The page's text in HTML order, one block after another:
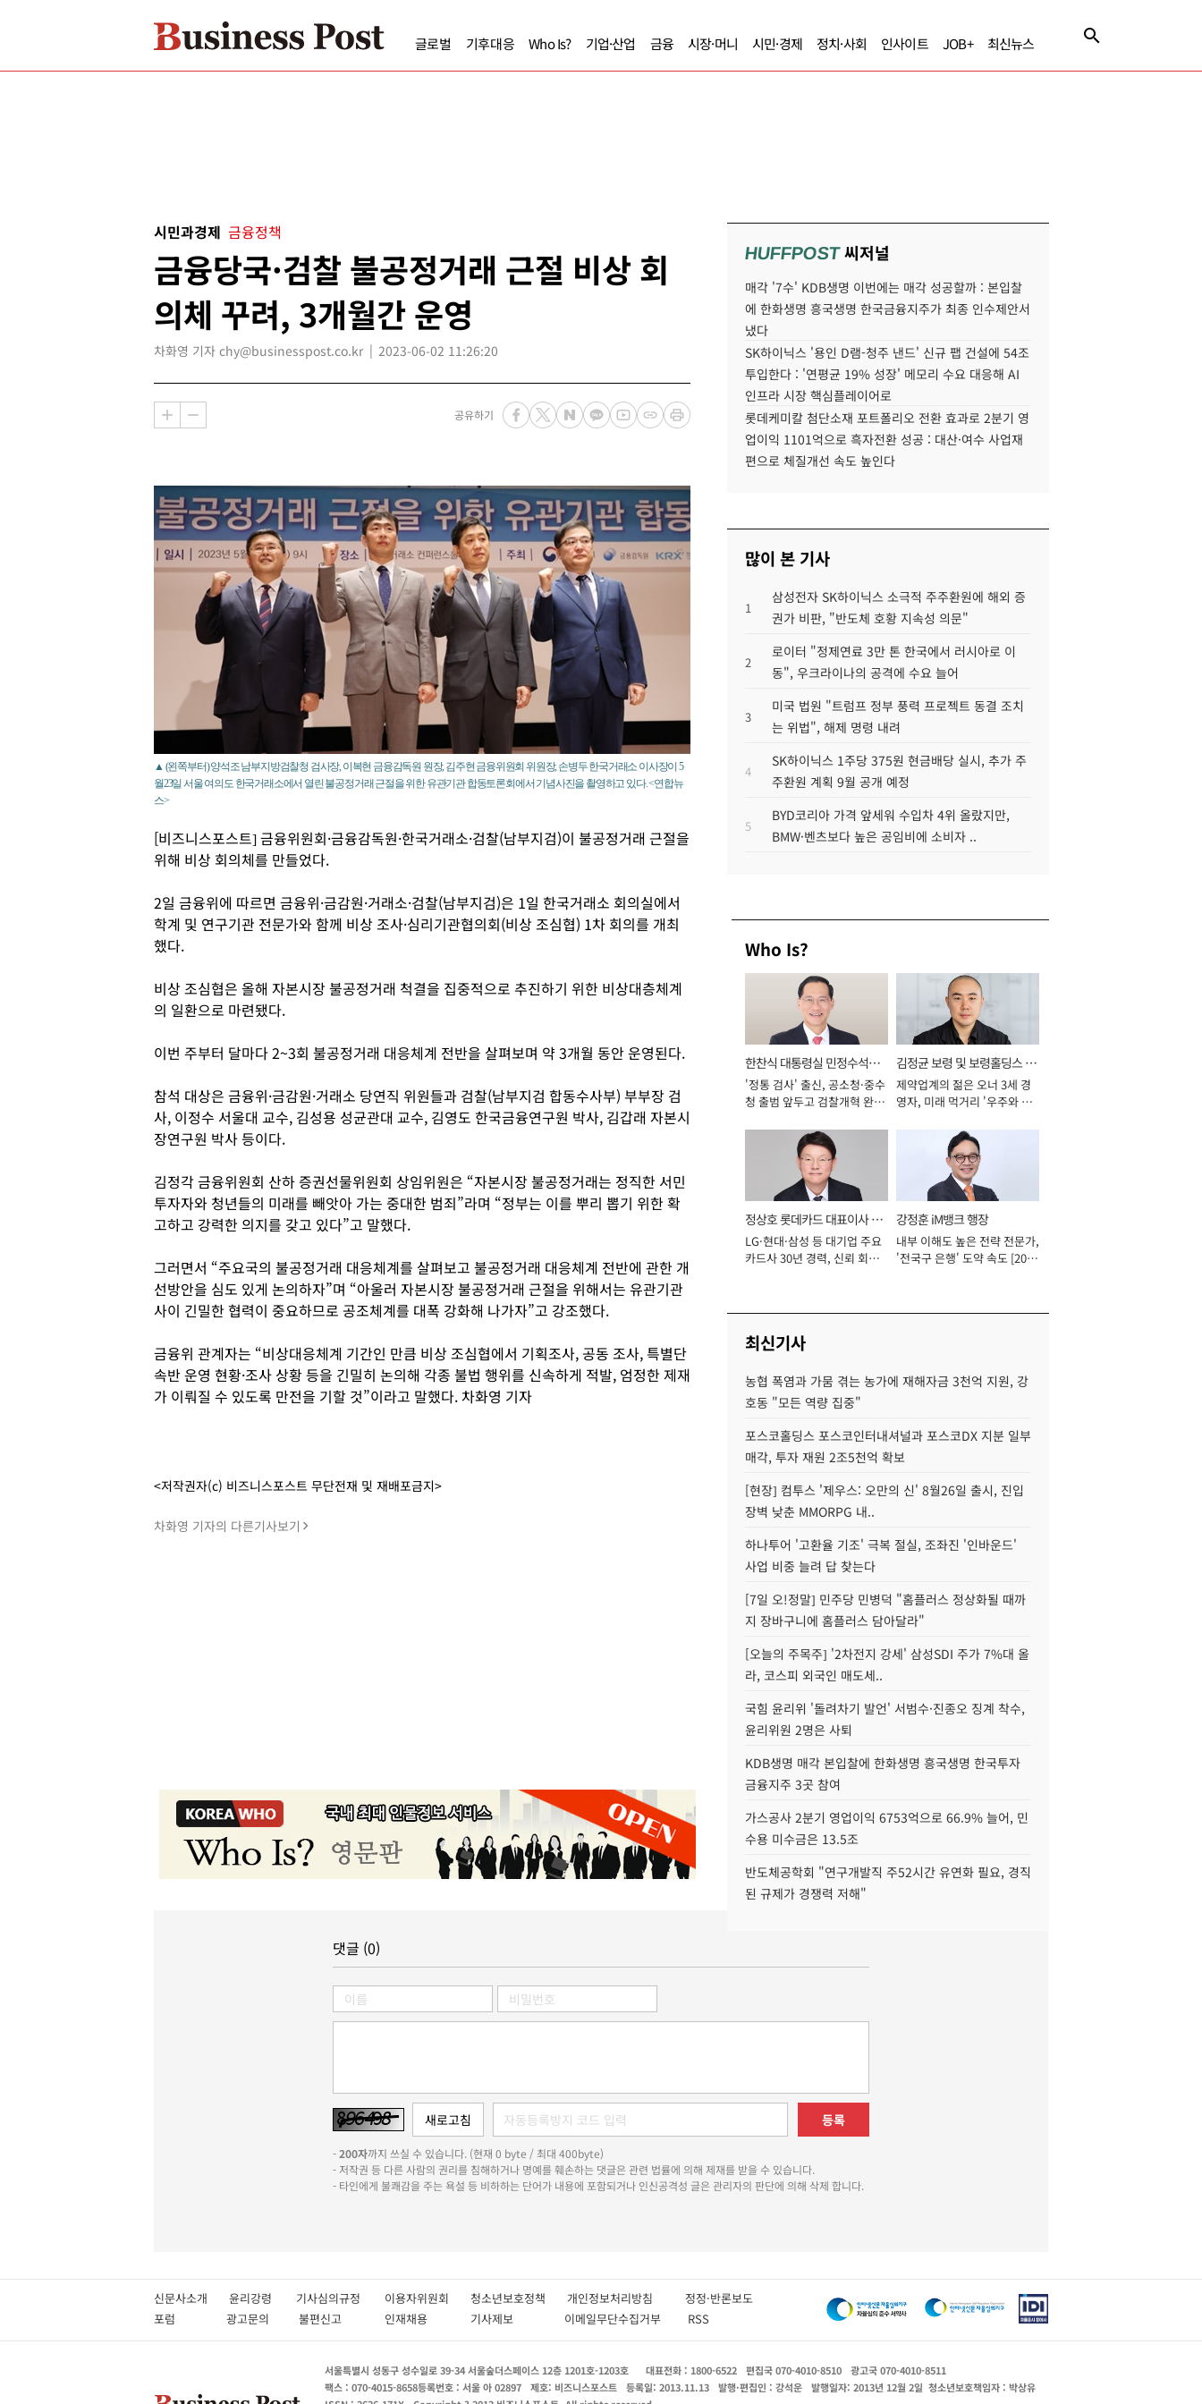
글로벌 기후대응 Who Is? 기업·산업 금융 시장·머니 시민·경제 정치·사회 인사이트 JOB+ 최신뉴스
시민과경제 금융정책
금융당국·검찰 불공정거래 근절 비상 회
의체 꾸려, 3개월간 운영
차화영 기자 chy@businesspost.co.kr 2023-06-02 11:26:20
공유하기
▲ (왼쪽부터) 양석조 남부지방검찰청 검사장, 이복현 금융감독원 원장, 김주현 금융위원회 위원장, 손병두 한국거래소 이사장이 5
월23일 서울 여의도 한국거래소에서 열린 불공정거래 근절을 위한 유관기관 합동토론회에서 기념사진을 촬영하고 있다. <연합뉴
스>
[비즈니스포스트] 금융위원회·금융감독원·한국거래소·검찰(남부지검)이 불공정거래 근절을
위해 비상 회의체를 만들었다.
2일 금융위에 따르면 금융위·금감원·거래소·검찰(남부지검)은 1일 한국거래소 회의실에서
학계 및 연구기관 전문가와 함께 비상 조사·심리기관협의회(비상 조심협) 1차 회의를 개최
했다.
비상 조심협은 올해 자본시장 불공정거래 척결을 집중적으로 추진하기 위한 비상대층체계
의 일환으로 마련됐다.
이번 주부터 달마다 2~3회 불공정거래 대응체계 전반을 살펴보며 약 3개월 동안 운영된다.
참석 대상은 금융위·금감원·거래소 당연직 위원들과 검찰(남부지검 합동수사부) 부부장 검
사, 이정수 서울대 교수, 김성용 성균관대 교수, 김영도 한국금융연구원 박사, 김갑래 자본시
장연구원 박사 등이다.
김정각 금융위원회 산하 증권선물위원회 상임위원은 “자본시장 불공정거래는 정직한 서민
투자자와 청년들의 미래를 빼앗아 가는 중대한 범죄”라며 “정부는 이를 뿌리 뽑기 위한 확
고하고 강력한 의지를 갖고 있다”고 말했다.
그러면서 “주요국의 불공정거래 대응체계를 살펴보고 불공정거래 대응체계 전반에 관한 개
선방안을 심도 있게 논의하자”며 “아울러 자본시장 불공정거래 근절을 위해서는 유관기관
사이 긴밀한 협력이 중요하므로 공조체계를 대폭 강화해 나가자”고 강조했다.
금융위 관계자는 “비상대응체계 기간인 만큼 비상 조심협에서 기획조사, 공동 조사, 특별단
속반 운영 현황·조사 상황 등을 긴밀히 논의해 각종 불법 행위를 신속하게 적발, 엄정한 제재
가 이뤄질 수 있도록 만전을 기할 것”이라고 말했다. 차화영 기자
<저작권자(c) 비즈니스포스트 무단전재 및 재배포금지>
차화영 기자의 다른기사보기
HUFFPOST씨저널
매각 '7수' KDB생명 이번에는 매각 성공할까 : 본입찰
에 한화생명 흥국생명 한국금융지주가 최종 인수제안서
냈다
SK하이닉스 '용인 D램-청주 낸드' 신규 팹 건설에 54조
투입한다 : '연평균 19% 성장' 메모리 수요 대응해 AI
인프라 시장 핵심플레이어로
롯데케미칼 첨단소재 포트폴리오 전환 효과로 2분기 영
업이익 1101억으로 흑자전환 성공 : 대산·여수 사업재
편으로 체질개선 속도 높인다
많이 본 기사
1
삼성전자 SK하이닉스 소극적 주주환원에 해외 증
권가 비판, "반도체 호황 지속성 의문"
2
로이터 "정제연료 3만 톤 한국에서 러시아로 이
동", 우크라이나의 공격에 수요 늘어
3
미국 법원 "트럼프 정부 풍력 프로젝트 동결 조치
는 위법", 해제 명령 내려
4
SK하이닉스 1주당 375원 현금배당 실시, 추가 주
주환원 계획 9월 공개 예정
5
BYD코리아 가격 앞세워 수입차 4위 올랐지만,
BMW·벤츠보다 높은 공임비에 소비자 ..
Who Is?
한찬식 대통령실 민정수석비
서관
'정통 검사' 출신, 공소청·중수
청 출범 앞두고 검찰개혁 완수
김정균 보령 및 보령홀딩스 대
표이사 사장
제약업계의 젊은 오너 3세 경
영자, 미래 먹거리 '우주와 헬
정상호 롯데카드 대표이사 사
장
LG·현대·삼성 등 대기업 주요
카드사 30년 경력, 신뢰 회복
강정훈 iM뱅크 행장
내부 이해도 높은 전략 전문가,
'전국구 은행' 도약 속도 [2026
최신기사
농협 폭염과 가뭄 겪는 농가에 재해자금 3천억 지원, 강
호동 "모든 역량 집중"
포스코홀딩스 포스코인터내셔널과 포스코DX 지분 일부
매각, 투자 재원 2조5천억 확보
[현장] 컴투스 '제우스: 오만의 신' 8월26일 출시, 진입
장벽 낮춘 MMORPG 내..
하나투어 '고환율 기조' 극복 절실, 조좌진 '인바운드'
사업 비중 늘려 답 찾는다
[7일 오!정말] 민주당 민병덕 "홈플러스 정상화될 때까
지 장바구니에 홈플러스 담아달라"
[오늘의 주목주] '2차전지 강세' 삼성SDI 주가 7%대 올
라, 코스피 외국인 매도세..
국힘 윤리위 '돌려차기 발언' 서범수·진종오 징계 착수,
윤리위원 2명은 사퇴
KDB생명 매각 본입찰에 한화생명 흥국생명 한국투자
금융지주 3곳 참여
가스공사 2분기 영업이익 6753억으로 66.9% 늘어, 민
수용 미수금은 13.5조
반도체공학회 "연구개발직 주52시간 유연화 필요, 경직
된 규제가 경쟁력 저해"
댓글 (0)
등록
-200자까지 쓰실 수 있습니다. (현재 0 byte / 최대 400byte)
- 저작권 등 다른 사람의 권리를 침해하거나 명예를 훼손하는 댓글은 관련 법률에 의해 제재를 받을 수 있습니다.
- 타인에게 불쾌감을 주는 욕설 등 비하하는 단어가 내용에 포함되거나 인신공격성 글은 관리자의 판단에 의해 삭제 합니다.
신문사소개 윤리강령 기사심의규정 이용자위원회 청소년보호정책 개인정보처리방침 정정·반론보도
포럼
광고문의 불편신고 인재채용 기사제보 이메일무단수집거부 RSS
서울특별시 성동구 성수일로 39-34 서울숲더스페이스 12층 1201호-1203호 대표전화 : 1800-6522 편집국 070-4010-8510
광고국 070-4010-8511
팩스 : 070-4015-8658등록번호 : 서울 아 02897 제호: 비즈니스포스트 등록일: 2013.11.13 발행·편집인 : 강석운 발행일자: 2013년 12월 2일 청소년보호책임자 : 박상유